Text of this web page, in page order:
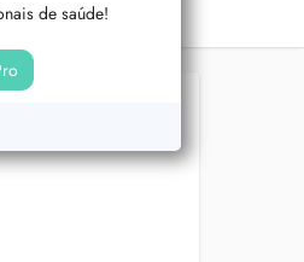
de saúde!